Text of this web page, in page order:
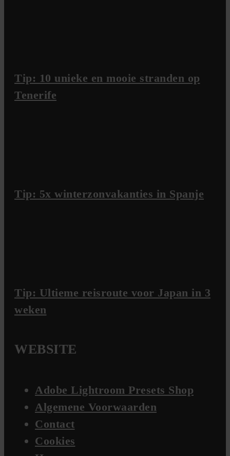
Tip: 10 unieke en mooie stranden op
Tenerife
Tip: 5x winterzonvakanties in Spanje
Tip: Ultieme reisroute voor Japan in 3
weken
WEBSITE
Adobe Lightroom Presets Shop
Algemene Voorwaarden
Contact
Cookies